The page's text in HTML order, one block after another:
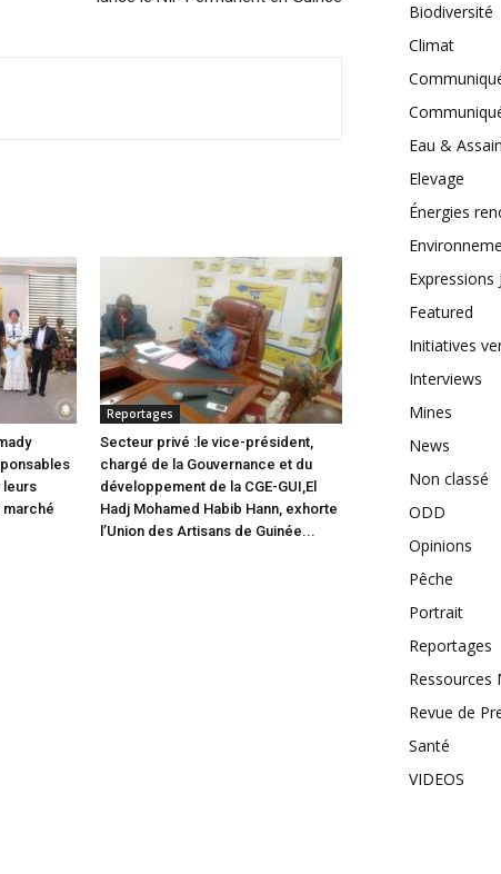
leurs
Reportages
Secteur privé :le vice-président,
chargé de la Gouvernance et du
développement de la CGE-GUI,El
Hadj Mohamed Habib Hann, exhorte
l’Union des Artisans de Guinée...
Biodiversité
Climat
Eau &
Elevage
Énergies
Expressions
Featured
Initiatives
Interviews
Mines
News
Non classé
ODD
Opinions
Pêche
Portrait
Reportages
Ressources
Revue de
Santé
VIDEOS